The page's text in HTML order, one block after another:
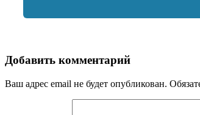
Добавить комментарий
Ваш адрес email не будет опубликован.